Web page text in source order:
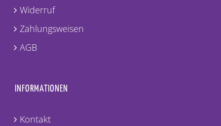
Widerruf
Zahlungsweisen
AGB
INFORMATIONEN
Kontakt